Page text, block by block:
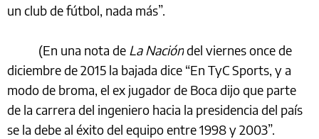
un club de fútbol, nada más”.
(En una nota de La Nacióndel viernes once de
diciembre de 2015 la bajada dice “En TyC Sports, y a
modo de broma, el ex jugador de Boca dijo que parte
de la carrera del ingeniero hacia la presidencia del país
se la debe al éxito del equipo entre 1998 y 2003”.